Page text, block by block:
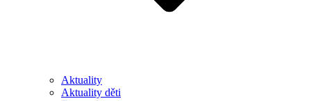
Aktuality
Aktuality děti